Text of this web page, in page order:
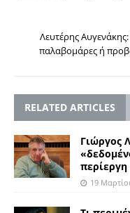
Λευτέρης
παλαβομάρες ή
RELATED ARTICLES
Γιώργος
19